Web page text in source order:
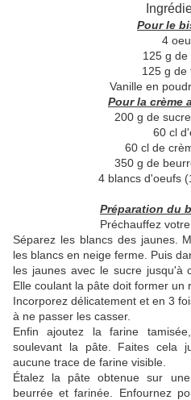
Pour le
4
125 g de
125 g de
Vanille en
Pour la crème
200 g de
60 cl
60 cl de
350 g de
4 blancs d'oeufs
Préparation du
Préchauffez
Séparez les blancs des jaunes.
les blancs en neige ferme. Puis
les jaunes avec le sucre jusqu'à
Elle coulant la pâte doit former un
Incorporez délicatement et en 3
à ne passer les casser.
Enfin ajoutez la farine
soulevant la pâte. Faites cela
aucune trace de farine visible.
Étalez la pâte obtenue sur
beurrée et farinée. Enfournez